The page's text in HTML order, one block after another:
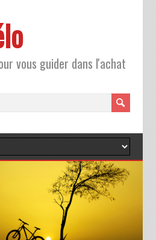
vous guider dans l'achat